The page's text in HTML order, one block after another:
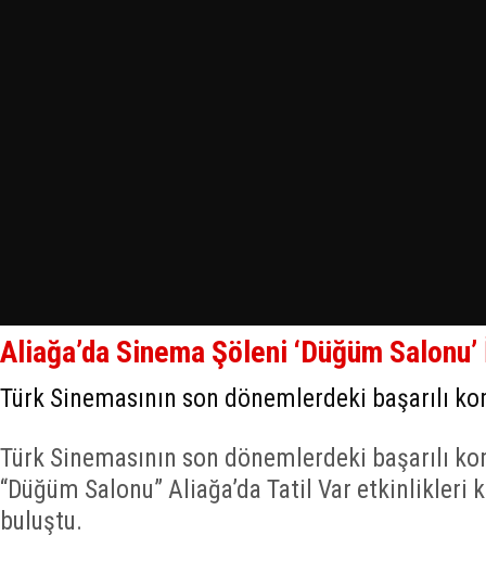
Aliağa’da Sinema Şöleni ‘Düğüm
Türk Sinemasının son dönemlerdeki başarılı
Türk Sinemasının son dönemlerdeki başarılı
“Düğüm Salonu” Aliağa’da Tatil Var etkinlikleri
buluştu.